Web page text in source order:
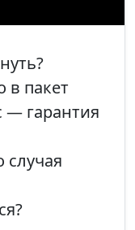
в пакет
гарантия
случая